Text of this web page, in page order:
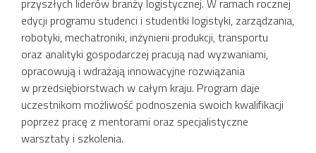
przyszłych liderów branży logistycznej. W ramach rocznej
edycji programu studenci i studentki logistyki, zarządzania,
robotyki, mechatroniki, inżynierii produkcji, transportu
oraz analityki gospodarczej pracują nad wyzwaniami,
opracowują i wdrażają innowacyjne rozwiązania
w przedsiębiorstwach w całym kraju. Program daje
uczestnikom możliwość podnoszenia swoich kwalifikacji
poprzez pracę z mentorami oraz specjalistyczne
warsztaty i szkolenia.